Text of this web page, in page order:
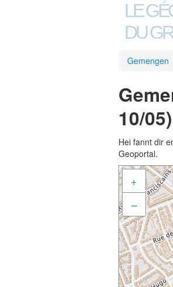
LE
DU
Gemengen
10/05)
Hei fannt dir
Geoportal.
+
–